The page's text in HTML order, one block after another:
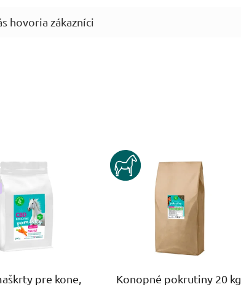
pre kone,
KUN
Konopné pokrutiny 20 kg